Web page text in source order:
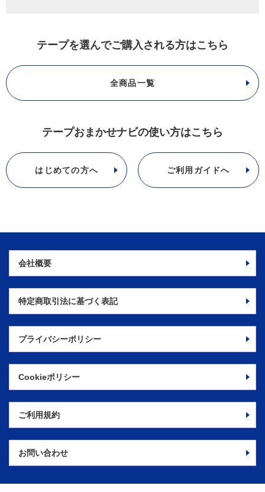
テープを選んでご購入される方はこちら
全商品一覧
テープおまかせナビの使い方はこちら
はじめての方へ ご利用ガイドへ
会社概要
特定商取引法に基づく表記
プライバシーポリシー
Cookieポリシー
ご利用規約
お問い合わせ